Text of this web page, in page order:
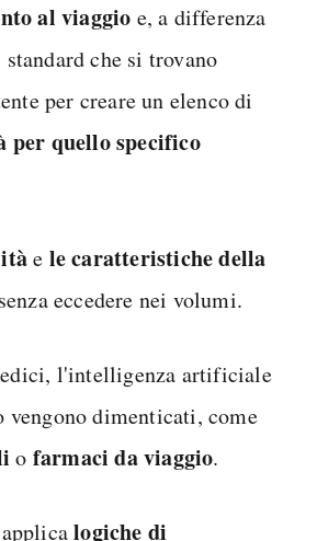
al viaggio e, a differenza
che si trovano
per creare un elenco di
per quello specifico
e le caratteristiche della
eccedere nei volumi.
l'intelligenza artificiale
vengono dimenticati, come
o farmaci da viaggio.
logiche di